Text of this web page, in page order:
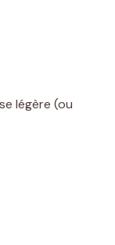
légère (ou